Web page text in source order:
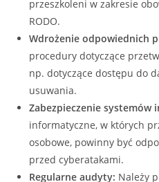
przeszkoleni w zakresie
RODO.
Wdrożenie odpowiednich
procedury dotyczące
np. dotyczące dostępu do
usuwania.
Zabezpieczenie systemów
informatyczne, w których
osobowe, powinny być
przed cyberatakami.
Regularne audyty: Należy